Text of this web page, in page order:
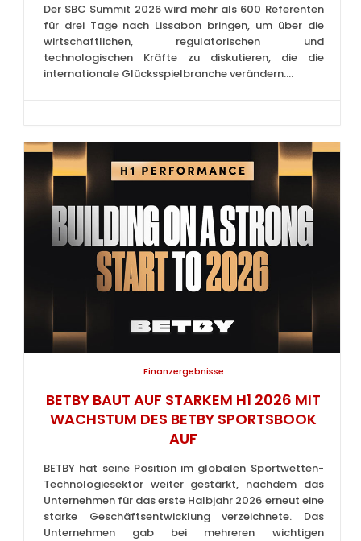
Der SBC Summit 2026 wird mehr als 600 Referenten
für drei Tage nach Lissabon bringen, um über die
wirtschaftlichen, regulatorischen und
technologischen Kräfte zu diskutieren, die die
internationale Glücksspielbranche verändern....
Finanzergebnisse
BETBY BAUT AUF STARKEM H1 2026 MIT
WACHSTUM DES BETBY SPORTSBOOK
AUF
BETBY hat seine Position im globalen Sportwetten-
Technologiesektor weiter gestärkt, nachdem das
Unternehmen für das erste Halbjahr 2026 erneut eine
starke Geschäftsentwicklung verzeichnete. Das
Unternehmen gab bei mehreren wichtigen